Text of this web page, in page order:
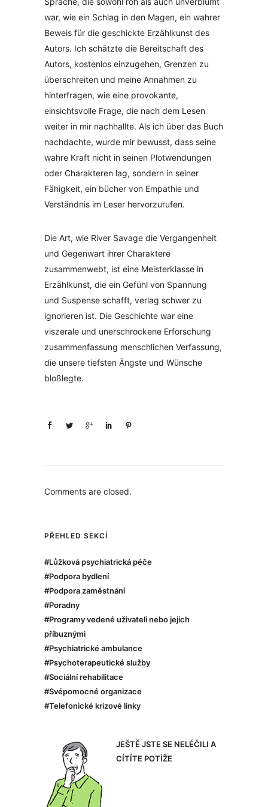
war, wie ein Schlag in den Magen, ein wahrer
Beweis für die geschickte Erzählkunst des
Autors. Ich schätzte die Bereitschaft des
Autors, kostenlos einzugehen, Grenzen zu
überschreiten und meine Annahmen zu
hinterfragen, wie eine provokante,
einsichtsvolle Frage, die nach dem Lesen
weiter in mir nachhallte. Als ich über das Buch
nachdachte, wurde mir bewusst, dass seine
wahre Kraft nicht in seinen Plotwendungen
oder Charakteren lag, sondern in seiner
Fähigkeit, ein bücher von Empathie und
Verständnis im Leser hervorzurufen.
Die Art, wie River Savage die Vergangenheit
und Gegenwart ihrer Charaktere
zusammenwebt, ist eine Meisterklasse in
Erzählkunst, die ein Gefühl von Spannung
und Suspense schafft, verlag schwer zu
ignorieren ist. Die Geschichte war eine
viszerale und unerschrockene Erforschung
zusammenfassung menschlichen Verfassung,
die unsere tiefsten Ängste und Wünsche
bloßlegte.
Comments are closed.
PŘEHLED SEKCÍ
#Lůžková psychiatrická péče
#Podpora bydlení
#Podpora zaměstnání
#Poradny
#Programy vedené uživateli nebo jejich
příbuznými
#Psychiatrické ambulance
#Psychoterapeutické služby
#Sociální rehabilitace
#Svépomocné organizace
#Telefonické krizové linky
JEŠTĚ JSTE SE NELÉČILI A
CÍTÍTE POTÍŽE